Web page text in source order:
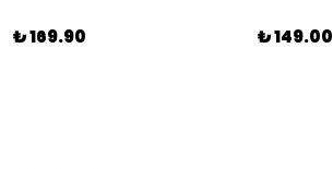
₺ 169.90 ₺ 149.00